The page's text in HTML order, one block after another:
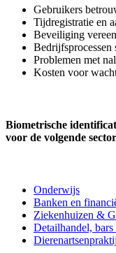
Gebruikers
Tijdregistratie en
Beveiliging
Bedrijfsprocessen
Problemen met
Kosten voor
Biometrische
voor de volgende
Onderwijs
Banken en
Ziekenhuizen &
Detailhandel, bars